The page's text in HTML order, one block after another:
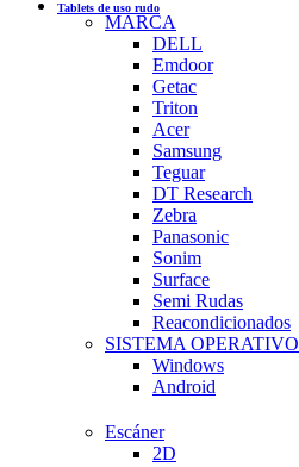
Tablets de uso rudo
MARCA
DELL
Emdoor
Getac
Triton
Acer
Samsung
Teguar
DT Research
Zebra
Panasonic
Sonim
Surface
Semi Rudas
Reacondicionados
SISTEMA OPERATIVO
Windows
Android
Escáner
2D